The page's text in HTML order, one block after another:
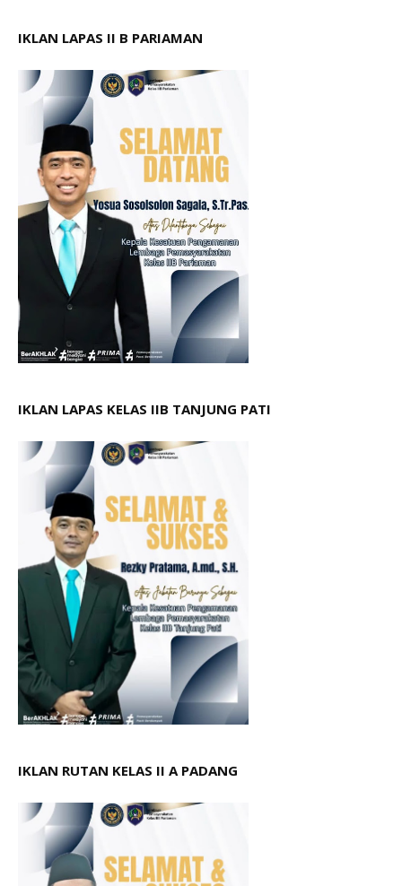
IKLAN LAPAS II B PARIAMAN
IKLAN LAPAS KELAS IIB TANJUNG PATI
IKLAN RUTAN KELAS II A PADANG